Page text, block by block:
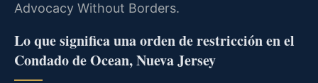
Advocacy Without Borders.
Lo que significa una orden de restricción en el
Condado de Ocean, Nueva Jersey